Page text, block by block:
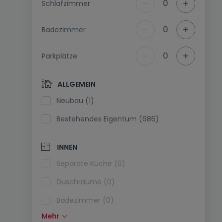
Schlafzimmer 0 +
Badezimmer 0 +
Parkplätze 0 +
ALLGEMEIN
Neubau (1)
Bestehendes Eigentum (686)
INNEN
Separate Küche (0)
Duschräume (0)
Badezimmer (0)
Einbauküche (1)
Mehr